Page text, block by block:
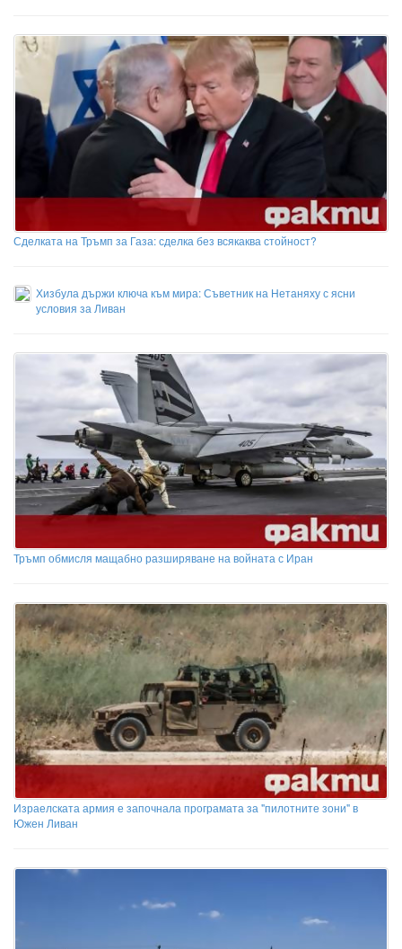
Сделката на Тръмп за Газа: сделка без всякаква стойност?
Хизбула държи ключа към мира: Съветник на Нетаняху с ясни
условия за Ливан
Тръмп обмисля мащабно разширяване на войната с Иран
Израелската армия е започнала програмата за "пилотните зони" в
Южен Ливан